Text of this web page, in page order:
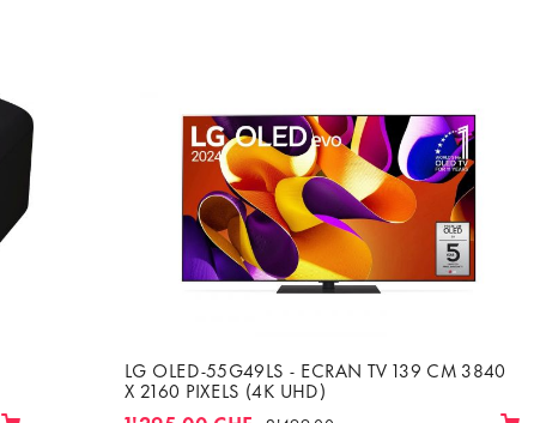
LG OLED-55G49LS - ECRAN TV 139 CM 3840
X 2160 PIXELS (4K UHD)